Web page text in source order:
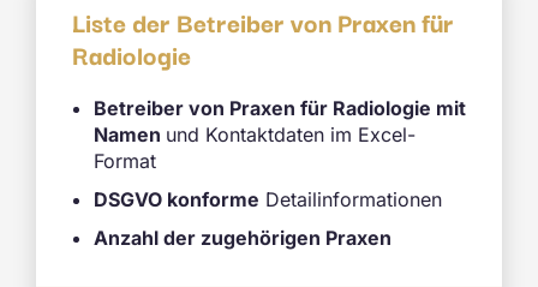
Liste der Betreiber von Praxen für
Radiologie
Betreiber von Praxen für Radiologie mit
Namen und Kontaktdaten im Excel-
Format
DSGVO konforme Detailinformationen
Anzahl der zugehörigen Praxen